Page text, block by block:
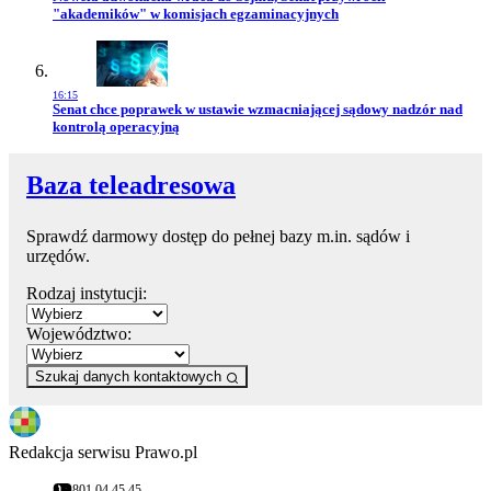
"akademików" w komisjach egzaminacyjnych
16:15
Przejdź do artykułu:
Senat chce poprawek w ustawie wzmacniającej sądowy nadzór nad
kontrolą operacyjną
Baza teleadresowa
Sprawdź darmowy dostęp do pełnej bazy m.in. sądów i
urzędów.
Rodzaj instytucji:
Województwo:
Szukaj danych kontaktowych
Redakcja serwisu Prawo.pl